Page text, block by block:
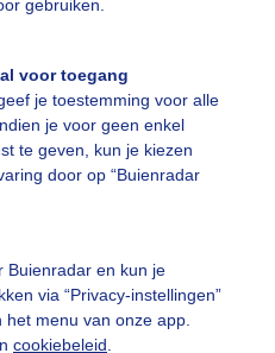
gebruiken.
voor toegang
je toestemming voor alle
je voor geen enkel
te geven, kun je kiezen
door op “Buienradar
Buienradar en kun je
via “Privacy-instellingen”
menu van onze app.
cookiebeleid
Mijn weer